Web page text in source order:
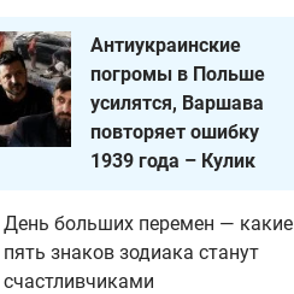
Антиукраинские
погромы в Польше
усилятся, Варшава
повторяет ошибку
1939 года – Кулик
День больших перемен — какие
пять знаков зодиака станут
счастливчиками